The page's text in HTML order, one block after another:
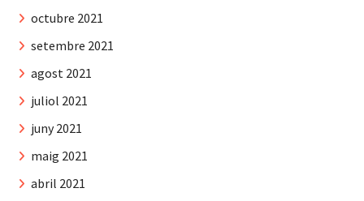
octubre 2021
setembre 2021
agost 2021
juliol 2021
juny 2021
maig 2021
abril 2021